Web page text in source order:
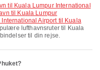
til Kuala Lumpur
Airport til Kuala
lufthavnsruter til Kuala
til din rejse.